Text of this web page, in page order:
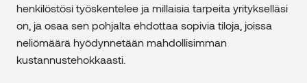
henkilöstösi työskentelee ja millaisia tarpeita yritykselläsi
on, ja osaa sen pohjalta ehdottaa sopivia tiloja, joissa
neliömäärä hyödynnetään mahdollisimman
kustannustehokkaasti.